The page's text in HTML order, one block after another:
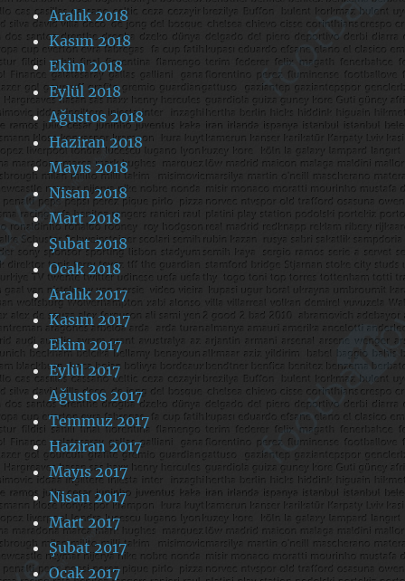
Aralık 2018
Kasım 2018
Ekim 2018
Eylül 2018
Ağustos 2018
Haziran 2018
Mayıs 2018
Nisan 2018
Mart 2018
Şubat 2018
Ocak 2018
Aralık 2017
Kasım 2017
Ekim 2017
Eylül 2017
Ağustos 2017
Temmuz 2017
Haziran 2017
Mayıs 2017
Nisan 2017
Mart 2017
Şubat 2017
Ocak 2017